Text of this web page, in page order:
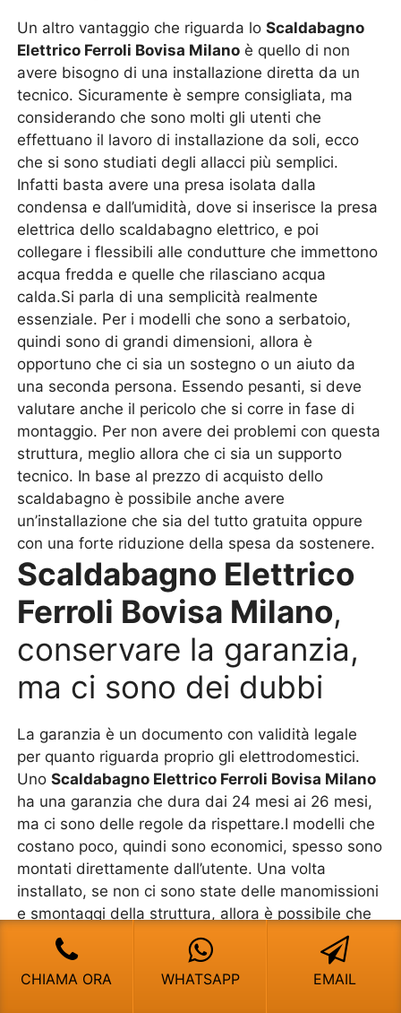
Un altro vantaggio che riguarda loScaldabagno
Elettrico Ferroli Bovisa Milano è quello di non
avere bisogno di una installazione diretta da un
tecnico. Sicuramente è sempre consigliata, ma
considerando che sono molti gli utenti che
effettuano il lavoro di installazione da soli, ecco
che si sono studiati degli allacci più semplici.
Infatti basta avere una presa isolata dalla
condensa e dall’umidità, dove si inserisce la presa
elettrica dello scaldabagno elettrico, e poi
collegare i flessibili alle condutture che immettono
acqua fredda e quelle che rilasciano acqua
calda.Si parla di una semplicità realmente
essenziale. Per i modelli che sono a serbatoio,
quindi sono di grandi dimensioni, allora è
opportuno che ci sia un sostegno o un aiuto da
una seconda persona. Essendo pesanti, si deve
valutare anche il pericolo che si corre in fase di
montaggio. Per non avere dei problemi con questa
struttura, meglio allora che ci sia un supporto
tecnico. In base al prezzo di acquisto dello
scaldabagno è possibile anche avere
un’installazione che sia del tutto gratuita oppure
con una forte riduzione della spesa da sostenere.
Scaldabagno Elettrico
Ferroli Bovisa Milano,
conservare la garanzia,
ma ci sono dei dubbi
La garanzia è un documento con validità legale
per quanto riguarda proprio gli elettrodomestici.
UnoScaldabagno Elettrico Ferroli Bovisa Milano
ha una garanzia che dura dai 24 mesi ai 26 mesi,
ma ci sono delle regole da rispettare.I modelli che
costano poco, quindi sono economici, spesso sono
montati direttamente dall’utente. Una volta
installato, se non ci sono state delle manomissioni
e smontaggi della struttura, allora è possibile che
la garanzia rimanga valida. Ovviamente si deve
fare solo l’allaccio dei flessibili e poi inserire la
presa elettrica. Se invece si iniziano a fare delle
CHIAMA ORA WHATSAPP EMAIL